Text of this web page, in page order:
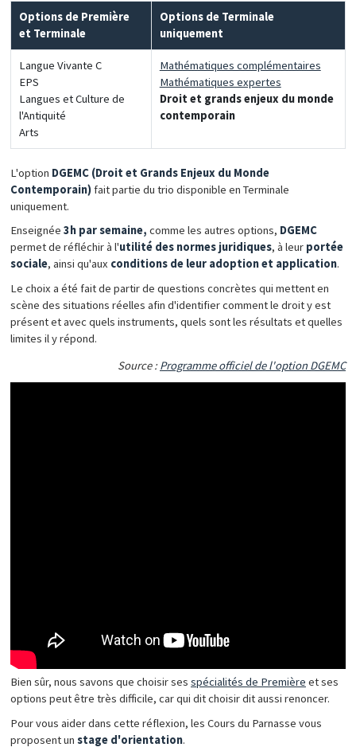
Options de Première
et Terminale
Options de Terminale
uniquement
Langue Vivante C
EPS
Langues et Culture de
l'Antiquité
Arts
Mathématiques complémentaires
Mathématiques expertes
Droit et grands enjeux du monde
contemporain
L'option DGEMC (Droit et Grands Enjeux du Monde
Contemporain)fait partie du trio disponible en Terminale
uniquement.
Enseignée 3h par semaine, comme les autres options, DGEMC
permet de réfléchir à l'utilité des normes juridiques, à leur portée
sociale, ainsi qu'aux conditions de leur adoption et application.
Le choix a été fait de partir de questions concrètes qui mettent en
scène des situations réelles afin d'identifier comment le droit y est
présent et avec quels instruments, quels sont les résultats et quelles
limites il y répond.
Source :Programme officiel de l'option DGEMC
Bien sûr, nous savons que choisir ses spécialités de Première et ses
options peut être très difficile, car qui dit choisir dit aussi renoncer.
Pour vous aider dans cette réflexion, les Cours du Parnasse vous
proposent un stage d'orientation.